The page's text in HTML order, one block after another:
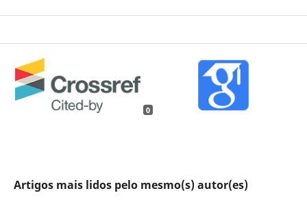
0
Artigos mais lidos pelo mesmo(s) autor(es)